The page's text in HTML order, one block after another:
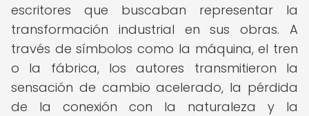
escritores que buscaban representar la
transformación industrial en sus obras. A
través de símbolos como la máquina, el tren
o la fábrica, los autores transmitieron la
sensación de cambio acelerado, la pérdida
de la conexión con la naturaleza y la